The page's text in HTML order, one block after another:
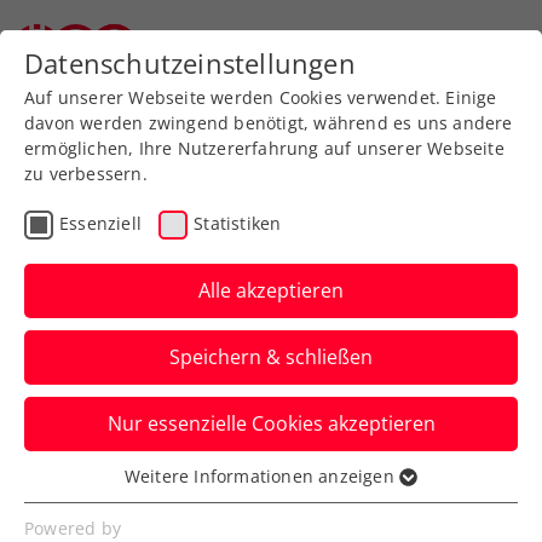
Zurück zur Newsübersicht
Allgemeine Klasse
Karner und Hampel sind
Hallen-Meister 2021
Der Kärntnerin Elena Karner gelang im
Colony Club die Titelverteidigung, der
Wiener Lenny Hampel wurde zum dritten
Mal Meister in der Allgemeinen Klasse.
Verfasst von: Harald Schume, 20.11.2021
Datenschutzeinstellungen
Auf unserer Webseite werden Cookies verwendet. Einige
davon werden zwingend benötigt, während es uns andere
ermöglichen, Ihre Nutzererfahrung auf unserer Webseite
zu verbessern.
Essenziell Statistiken
Alle akzeptieren
Speichern & schließen
Nur essenzielle Cookies akzeptieren
Essenziell
Essenzielle Cookies werden für grundlegende
Weitere Informationen anzeigen
Powered by